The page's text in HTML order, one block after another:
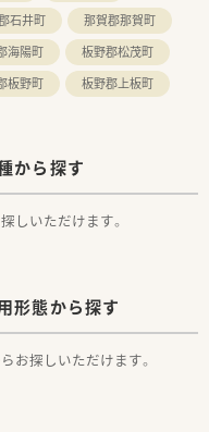
石井町
那賀郡那賀町
海陽町
板野郡松茂町
板野町
板野郡上板町
から探す
しいただけます。
形態から探す
お探しいただけます。